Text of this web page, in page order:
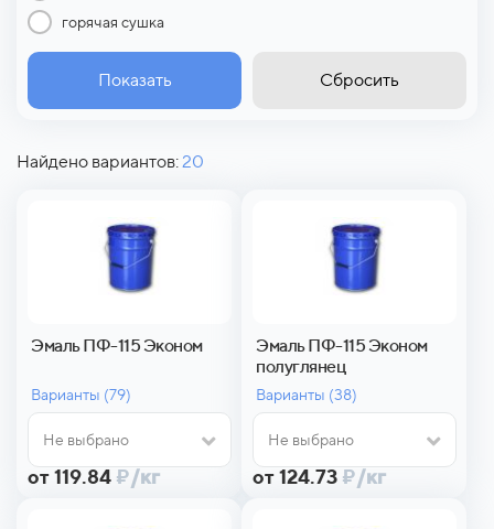
горячая сушка
Показать Сбросить
Найдено вариантов:20
Эмаль ПФ-115 Эконом
Варианты (79)
Не выбрано
от 119.84 ₽/кг
Эмаль ПФ-115 Эконом
полуглянец
Варианты (38)
Не выбрано
от 124.73 ₽/кг